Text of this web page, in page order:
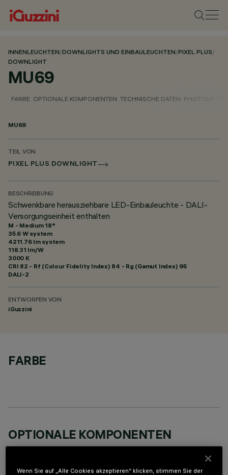
INNENLEUCHTEN/DOWNLIGHTS UND EINBAULEUCHTEN/PIXEL PLUS/
DOWNLIGHT
MU69
FARBE OPTIONALE KOMPONENTEN TECHNISCHE DATEN
MU69
TEIL VON
PIXEL PLUS DOWNLIGHT
BESCHREIBUNG
Schwenkbare herausziehbare LED-Einbauleuchte - DALI-
Versorgungseinheit enthalten
M - Medium 18°
35.6 W system
4211.76 lm system
118.31 lm/W
3000 K
CRI 82 - Rf (Colour Fidelity Index) 84 - Rg (Gamut Index) 95
DALI-2
ENTWORFEN VON
iGuzzini
FARBE
OPTIONALE KOMPONENTEN
Wenn Sie auf „Alle Cookies akzeptieren“ klicken, stimmen Sie der